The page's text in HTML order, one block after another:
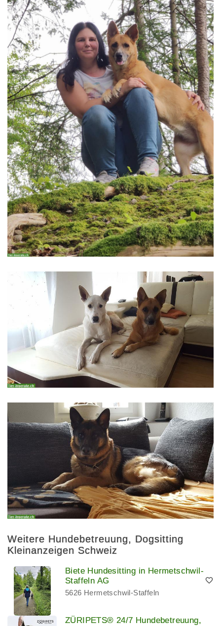
Weitere Hundebetreuung, Dogsitting
Kleinanzeigen Schweiz
Biete Hundesitting in Hermetschwil-
Staffeln AG
5626 Hermetschwil-Staffeln
ZÜRIPETS® 24/7 Hundebetreuung,